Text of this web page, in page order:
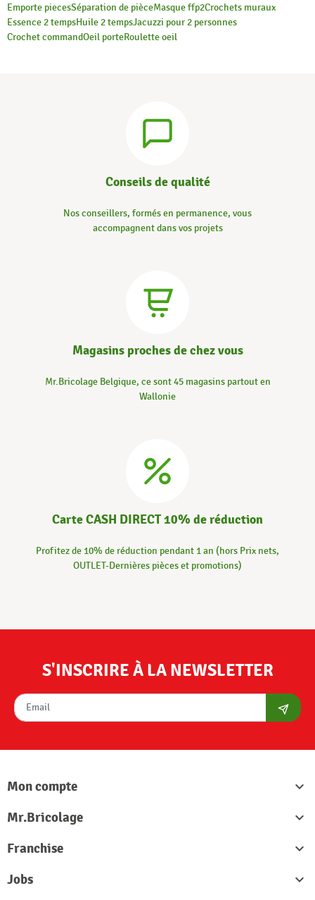
Emporte piecesSéparation de pièceMasque ffp2Crochets muraux
Essence 2 tempsHuile 2 tempsJacuzzi pour 2 personnes
Crochet commandOeil porteRoulette oeil
Conseils de qualité
Nos conseillers, formés en permanence, vous
accompagnent dans vos projets
Magasins proches de chez vous
Mr.Bricolage Belgique, ce sont 45 magasins partout en
Wallonie
Carte CASH DIRECT 10% de réduction
Profitez de 10% de réduction pendant 1 an (hors Prix nets,
OUTLET-Dernières pièces et promotions)
S'INSCRIRE À LA NEWSLETTER
Mon compte

Mr.Bricolage

Franchise

Jobs
